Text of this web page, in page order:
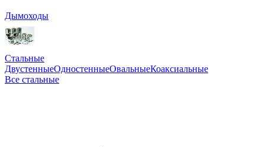
Дымоходы
Стальные
ДвустенныеОдностенныеОвальныеКоаксиальные
Все стальные